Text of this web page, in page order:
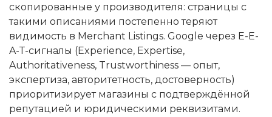
скопированные у производителя: страницы с
такими описаниями постепенно теряют
видимость в Merchant Listings. Google через E-E-
A-T-сигналы (Experience, Expertise,
Authoritativeness, Trustworthiness — опыт,
экспертиза, авторитетность, достоверность)
приоритизирует магазины с подтверждённой
репутацией и юридическими реквизитами.